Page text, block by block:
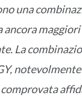
una
ancora
La